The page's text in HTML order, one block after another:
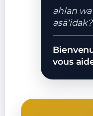
ahlan
asā'idak?
vous